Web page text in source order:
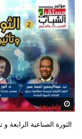
الثورة الصناعية